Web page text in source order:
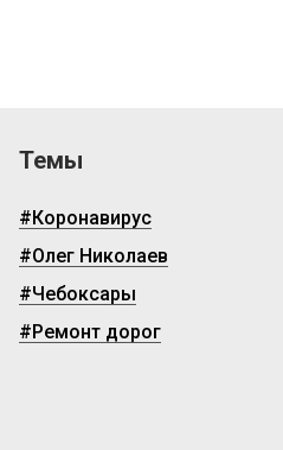
Темы
#Коронавирус
#Олег Николаев
#Чебоксары
#Ремонт дорог